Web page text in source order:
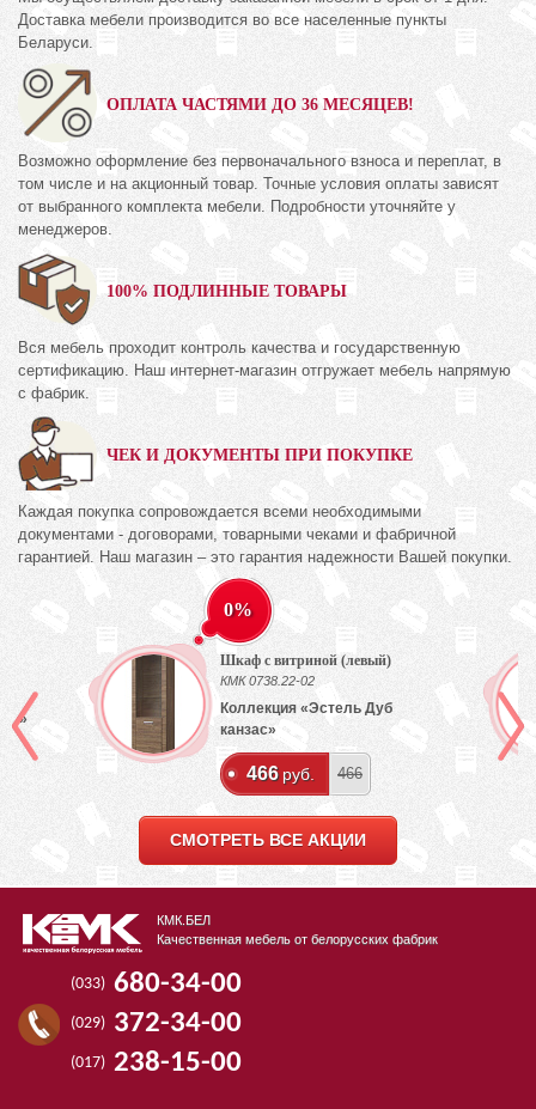
Доставка мебели производится во все населенные пункты
Беларуси.
ОПЛАТА ЧАСТЯМИ ДО 36 МЕСЯЦЕВ!
Возможно оформление без первоначального взноса и переплат, в
том числе и на акционный товар. Точные условия оплаты зависят
от выбранного комплекта мебели. Подробности уточняйте у
менеджеров.
100% ПОДЛИННЫЕ ТОВАРЫ
Вся мебель проходит контроль качества и государственную
сертификацию. Наш интернет-магазин отгружает мебель напрямую
с фабрик.
ЧЕК И ДОКУМЕНТЫ ПРИ ПОКУПКЕ
Каждая покупка сопровождается всеми необходимыми
документами - договорами, товарными чеками и фабричной
гарантией. Наш магазин – это гарантия надежности Вашей покупки.
0%
Шкаф с витриной (левый)
КМК 0738.22-02
Коллекция «Эстель Дуб
канзас»
466 руб. 466
СМОТРЕТЬ ВСЕ АКЦИИ
КМК.БЕЛ
Качественная мебель от белорусских фабрик
(033) 680-34-00
(029) 372-34-00
(017) 238-15-00